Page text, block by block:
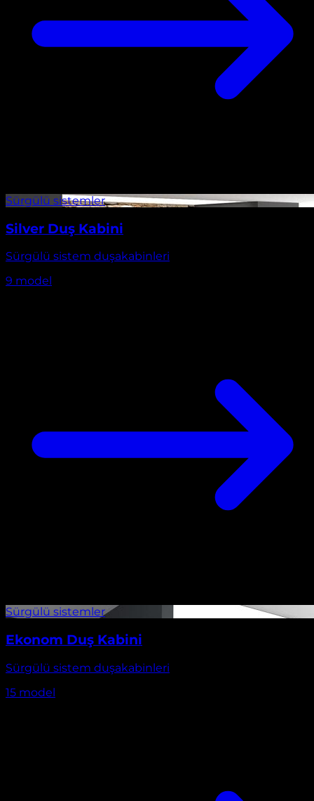
Silver Duş Kabini
Sürgülü sistem duşakabinleri
9 model
Ekonom Duş Kabini
Sürgülü sistem duşakabinleri
15 model